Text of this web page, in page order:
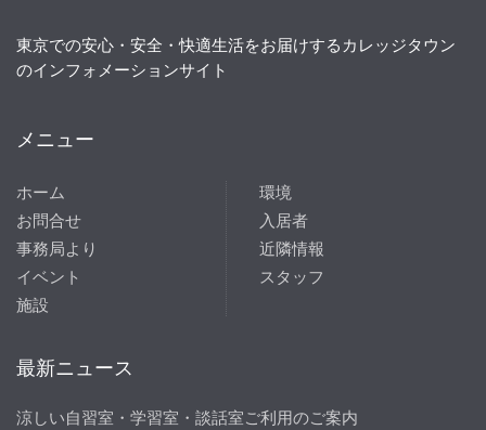
東京での安心・安全・快適生活をお届けするカレッジタウン
のインフォメーションサイト
メニュー
ホーム
お問合せ
事務局より
イベント
施設
環境
入居者
近隣情報
スタッフ
最新ニュース
涼しい自習室・学習室・談話室ご利用のご案内